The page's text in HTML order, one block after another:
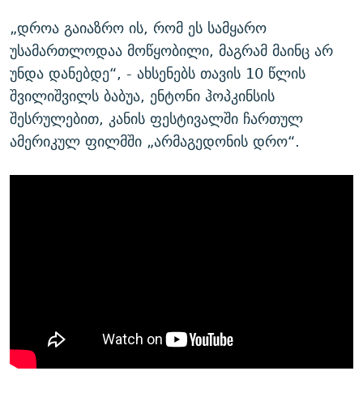
„დროა გაიაზრო ის, რომ ეს სამყარო
უსამართლოდაა მოწყობილი, მაგრამ მაინც არ
უნდა დანებდე“, - ახსენებს თავის 10 წლის
შვილიშვილს ბაბუა, ენტონი ჰოპკინსის
შესრულებით, კანის ფესტივალში ჩართულ
ამერიკულ ფილმში „არმაგედონის დრო“.